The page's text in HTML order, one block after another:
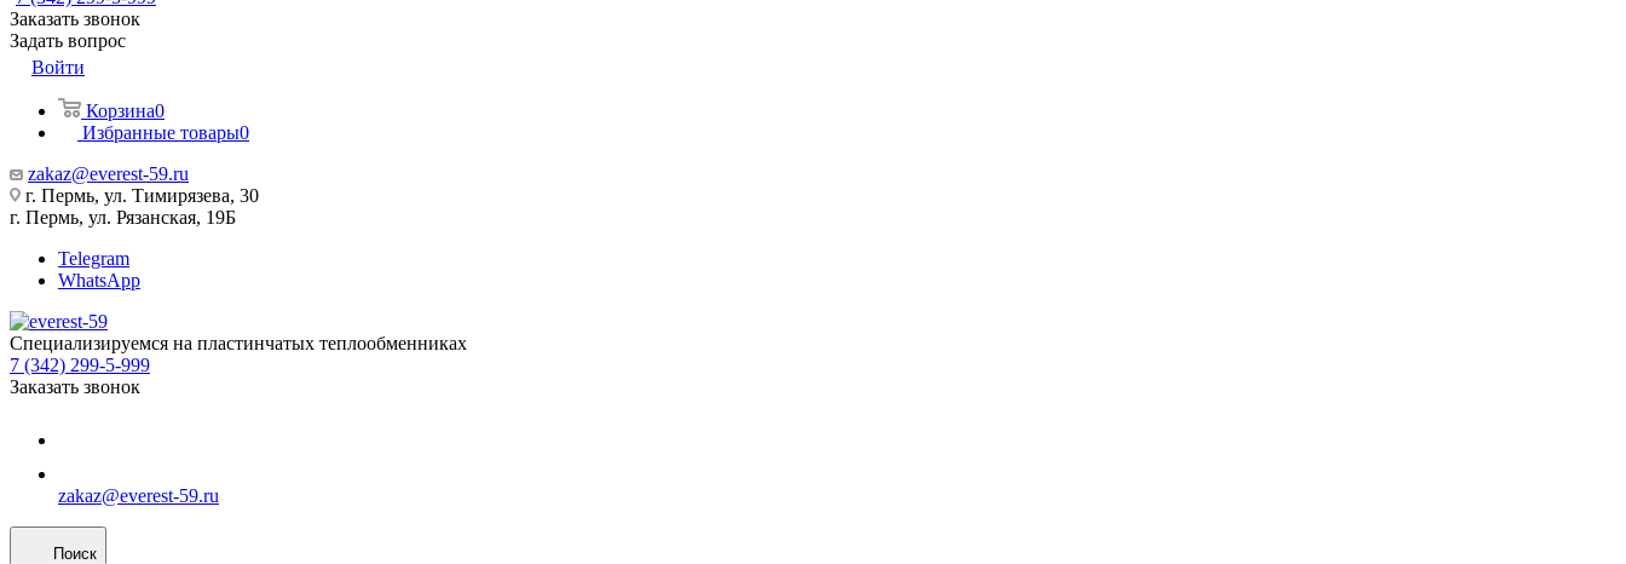
Заказать звонок
Задать вопрос
Войти
Корзина0
Избранные товары0
zakaz@everest-59.ru
г. Пермь, ул. Тимирязева, 30
г. Пермь, ул. Рязанская, 19Б
Telegram
WhatsApp
Специализируемся на пластинчатых теплообменниках
7 (342) 299-5-999
Заказать звонок
zakaz@everest-59.ru
Поиск